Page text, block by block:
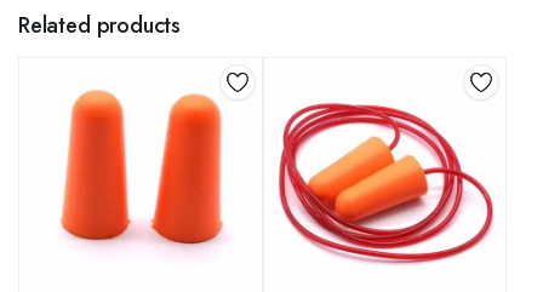
Related products